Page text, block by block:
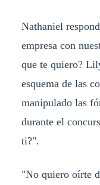
Nathaniel
empresa con
que te quiero?
esquema de las
manipulado las
durante el
ti?".
"No quiero oírte